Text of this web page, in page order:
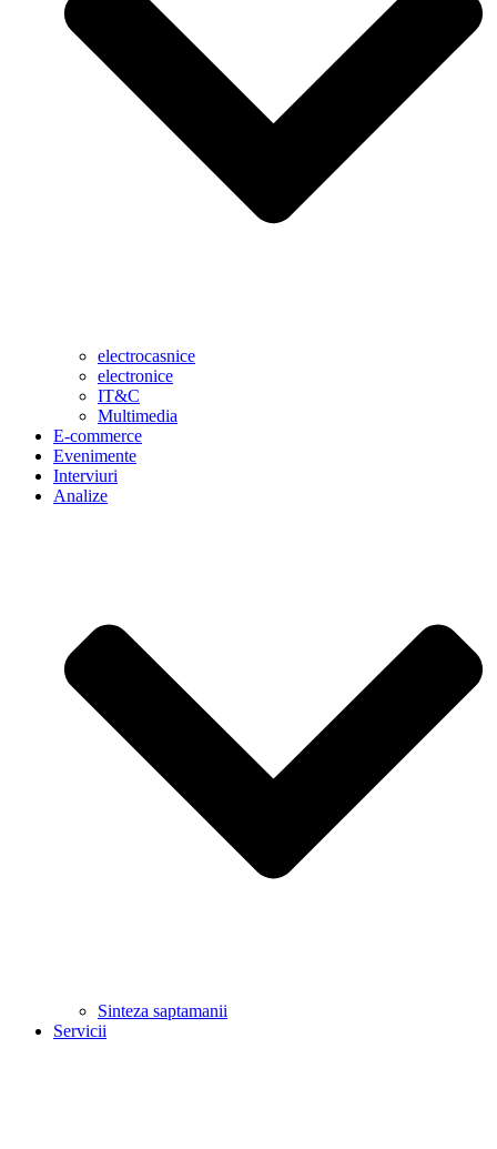
electrocasnice
electronice
IT&C
Multimedia
E-commerce
Evenimente
Interviuri
Analize
Sinteza saptamanii
Servicii